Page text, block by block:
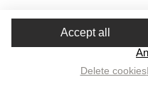
Accept all
Delete cookies